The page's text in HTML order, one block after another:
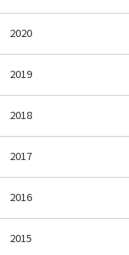
2020
2019
2018
2017
2016
2015